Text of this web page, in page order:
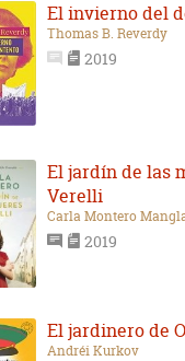
El invierno del
Thomas B. Reverdy
2019
El jardín de las
Verelli
Carla Montero
2019
El jardinero de
Andréi Kurkov